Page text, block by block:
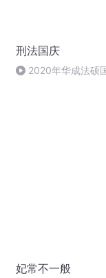
刑法国庆
2020年华成法硕
妃常不一般